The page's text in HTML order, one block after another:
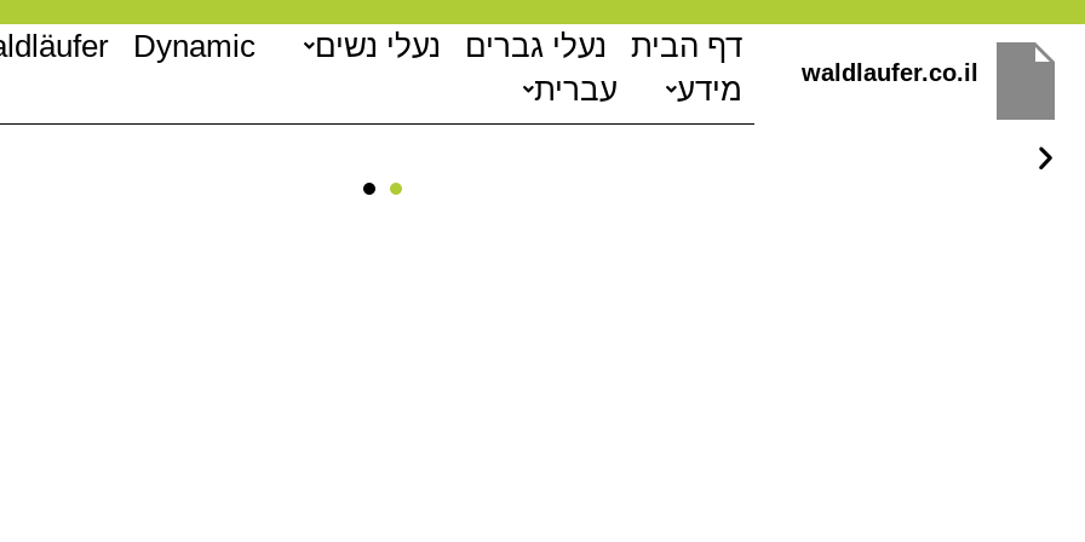
דילוג
לתוכן
waldlaufer.co.il
דף הבית נעלי גברים נעלי נשים Dynamic
מידע
עברית